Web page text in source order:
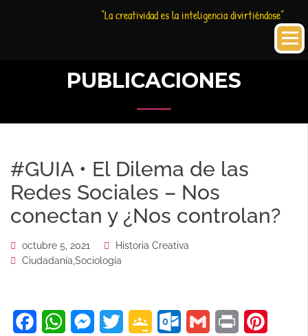
“La creatividad es la inteligencia divirtiéndose”
PUBLICACIONES
#GUIA • El Dilema de las
Redes Sociales – Nos
conectan y ¿Nos controlan?
octubre 5, 2021
Historia Creativa
Ciudadanía Sociología
FacebookWhatsAppMessenger
Twitter Google Outlook.com
Gmail Print